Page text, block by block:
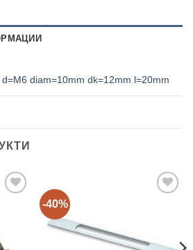
diam=10mm dk=12mm l=20mm
-40%